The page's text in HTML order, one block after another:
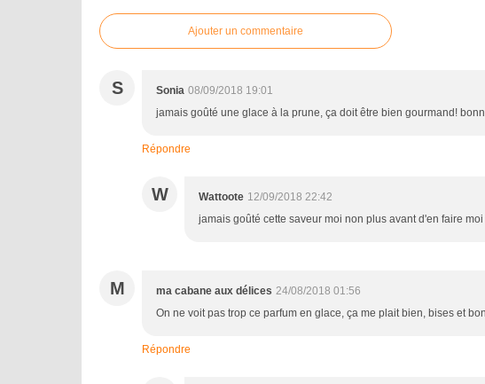
Ajouter un commentaire
S Sonia 08/09/2018 19:01
jamais goûté une glace à la prune, ça doit être bien gourmand!
Répondre
W Wattoote 12/09/2018 22:42
jamais goûté cette saveur moi non plus avant d'en faire
M ma cabane aux délices 24/08/2018 01:56
On ne voit pas trop ce parfum en glace, ça me plait bien, bises et
Répondre